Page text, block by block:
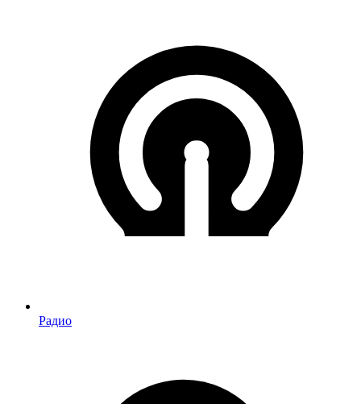
Радио